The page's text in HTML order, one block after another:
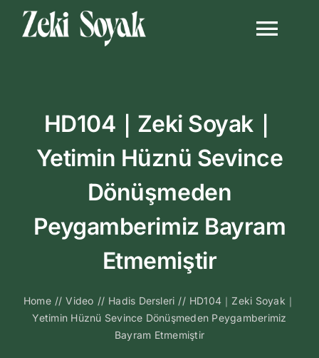
Biyografi
Kitapları
Medya
HD104｜Zeki Soyak｜
Yetimin Hüznü Sevince
Dönüşmeden
Peygamberimiz Bayram
Etmemiştir
Home // Video // Hadis Dersleri // HD104｜Zeki Soyak｜
Yetimin Hüznü Sevince Dönüşmeden Peygamberimiz
Bayram Etmemiştir